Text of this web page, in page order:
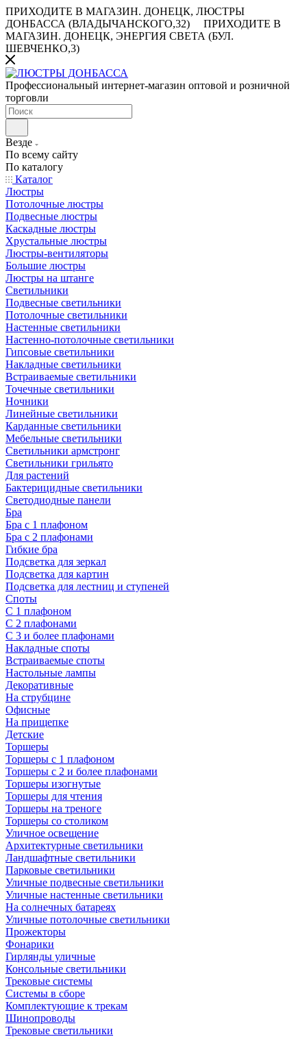
ПРИХОДИТЕ В МАГАЗИН. ДОНЕЦК, ЛЮСТРЫ
ДОНБАССА (ВЛАДЫЧАНСКОГО,32)
ПРИХОДИТЕ В
МАГАЗИН. ДОНЕЦК, ЭНЕРГИЯ СВЕТА (БУЛ.
ШЕВЧЕНКО,3)
Профессиональный интернет-магазин оптовой и розничной
торговли
Везде
По всему сайту
По каталогу
Каталог
Люстры
Потолочные люстры
Подвесные люстры
Каскадные люстры
Хрустальные люстры
Люстры-вентиляторы
Большие люстры
Люстры на штанге
Светильники
Подвесные светильники
Потолочные светильники
Настенные светильники
Настенно-потолочные светильники
Гипсовые светильники
Накладные светильники
Встраиваемые светильники
Точечные светильники
Ночники
Линейные светильники
Карданные светильники
Мебельные светильники
Светильники армстронг
Светильники грильято
Для растений
Бактерицидные светильники
Светодиодные панели
Бра
Бра с 1 плафоном
Бра с 2 плафонами
Гибкие бра
Подсветка для зеркал
Подсветка для картин
Подсветка для лестниц и ступеней
Споты
С 1 плафоном
С 2 плафонами
С 3 и более плафонами
Накладные споты
Встраиваемые споты
Настольные лампы
Декоративные
На струбцине
Офисные
На прищепке
Детские
Торшеры
Торшеры с 1 плафоном
Торшеры с 2 и более плафонами
Торшеры изогнутые
Торшеры для чтения
Торшеры на треноге
Торшеры со столиком
Уличное освещение
Архитектурные светильники
Ландшафтные светильники
Парковые светильники
Уличные подвесные светильники
Уличные настенные светильники
На солнечных батареях
Уличные потолочные светильники
Прожекторы
Фонарики
Гирлянды уличные
Консольные светильники
Трековые системы
Системы в сборе
Комплектующие к трекам
Шинопроводы
Трековые светильники